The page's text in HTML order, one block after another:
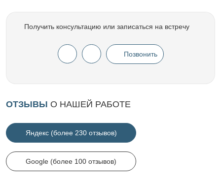
Получить консультацию или записаться на встречу
Позвонить
ОТЗЫВЫ О НАШЕЙ РАБОТЕ
Яндекс (более 230 отзывов)
Google (более 100 отзывов)